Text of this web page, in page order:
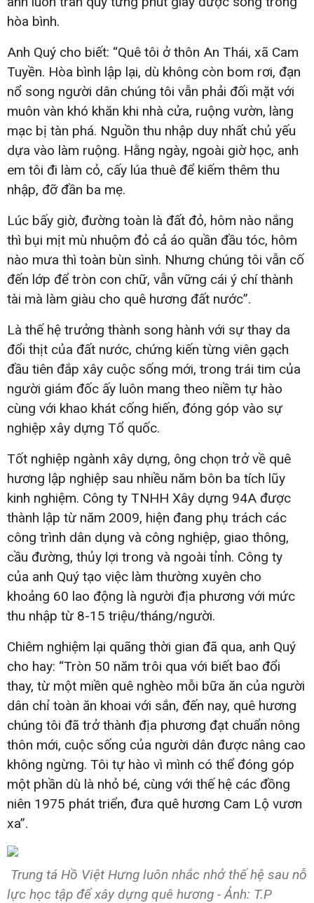
hòa bình.
Anh Quý cho biết: “Quê tôi ở thôn An Thái, xã Cam
Tuyền. Hòa bình lập lại, dù không còn bom rơi, đạn
nổ song người dân chúng tôi vẫn phải đối mặt với
muôn vàn khó khăn khi nhà cửa, ruộng vườn, làng
mạc bị tàn phá. Nguồn thu nhập duy nhất chủ yếu
dựa vào làm ruộng. Hằng ngày, ngoài giờ học, anh
em tôi đi làm cỏ, cấy lúa thuê để kiếm thêm thu
nhập, đỡ đần ba mẹ.
Lúc bấy giờ, đường toàn là đất đỏ, hôm nào nắng
thì bụi mịt mù nhuộm đỏ cả áo quần đầu tóc, hôm
nào mưa thì toàn bùn sình. Nhưng chúng tôi vẫn cố
đến lớp để tròn con chữ, vẫn vững cái ý chí thành
tài mà làm giàu cho quê hương đất nước”.
Là thế hệ trưởng thành song hành với sự thay da
đổi thịt của đất nước, chứng kiến từng viên gạch
đầu tiên đắp xây cuộc sống mới, trong trái tim của
người giám đốc ấy luôn mang theo niềm tự hào
cùng với khao khát cống hiến, đóng góp vào sự
nghiệp xây dựng Tổ quốc.
Tốt nghiệp ngành xây dựng, ông chọn trở về quê
hương lập nghiệp sau nhiều năm bôn ba tích lũy
kinh nghiệm. Công ty TNHH Xây dựng 94A được
thành lập từ năm 2009, hiện đang phụ trách các
công trình dân dụng và công nghiệp, giao thông,
cầu đường, thủy lợi trong và ngoài tỉnh. Công ty
của anh Quý tạo việc làm thường xuyên cho
khoảng 60 lao động là người địa phương với mức
thu nhập từ 8-15 triệu/tháng/người.
Chiêm nghiệm lại quãng thời gian đã qua, anh Quý
cho hay: “Tròn 50 năm trôi qua với biết bao đổi
thay, từ một miền quê nghèo mỗi bữa ăn của người
dân chỉ toàn ăn khoai với sắn, đến nay, quê hương
chúng tôi đã trở thành địa phương đạt chuẩn nông
thôn mới, cuộc sống của người dân được nâng cao
không ngừng. Tôi tự hào vì mình có thể đóng góp
một phần dù là nhỏ bé, cùng với thế hệ các đồng
niên 1975 phát triển, đưa quê hương Cam Lộ vươn
xa”.
Trung tá Hồ Việt Hưng luôn nhắc nhở thế hệ sau nỗ
lực học tập để xây dựng quê hương - Ảnh: T.P